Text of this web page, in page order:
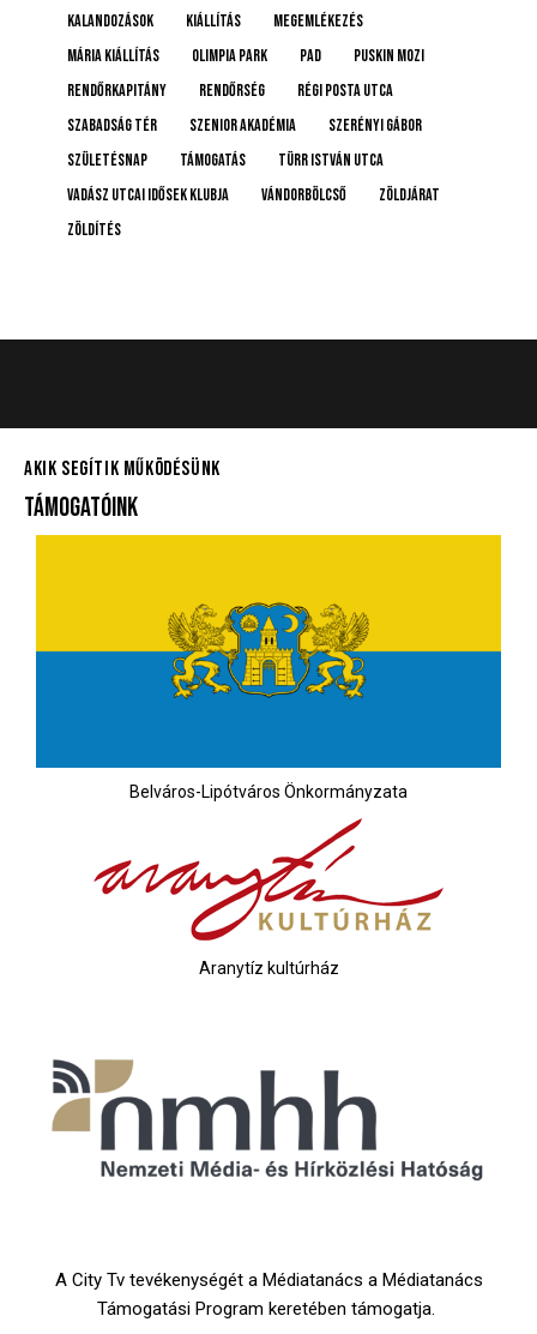
Kalandozások
kiállítás
megemlékezés
Mária kiállítás
Olimpia Park pad
Puskin mozi
rendőrkapitány
rendőrség
Régi posta utca
Szabadság tér
Szenior Akadémia
Szerényi Gábor
születésnap
támogatás
Türr István utca
Vadász Utcai Idősek Klubja
Vándorbölcső
Zöldjárat
Zöldítés
AKIK SEGÍTIK MŰKÖDÉSÜNK
TÁMOGATÓINK
Belváros-Lipótváros Önkormányzata
Aranytíz kultúrház
A City Tv tevékenységét a Médiatanács a Médiatanács
Támogatási Program keretében támogatja.